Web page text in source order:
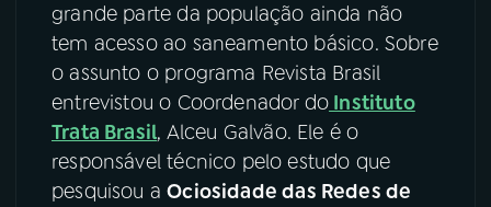
06VIDEOCASTS
08FESTIVAL DE MÚSICA
grande parte da população ainda não
tem acesso ao saneamento básico. Sobre
o assunto o programa Revista Brasil
entrevistou o Coordenador do Instituto
Trata Brasil, Alceu Galvão. Ele é o
responsável técnico pelo estudo que
pesquisou aOciosidade das Redes de